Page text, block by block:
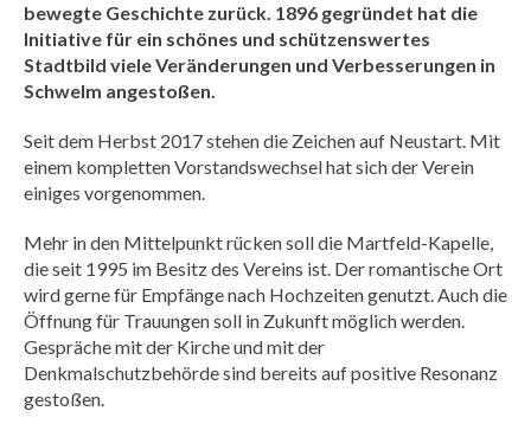
bewegte Geschichte zurück. 1896 gegründet hat die
Initiative für ein schönes und schützenswertes
Stadtbild viele Veränderungen und Verbesserungen in
Schwelm angestoßen.
Seit dem Herbst 2017 stehen die Zeichen auf Neustart. Mit
einem kompletten Vorstandswechsel hat sich der Verein
einiges vorgenommen.
Mehr in den Mittelpunkt rücken soll die Martfeld-Kapelle,
die seit 1995 im Besitz des Vereins ist. Der romantische Ort
wird gerne für Empfänge nach Hochzeiten genutzt. Auch die
Öffnung für Trauungen soll in Zukunft möglich werden.
Gespräche mit der Kirche und mit der
Denkmalschutzbehörde sind bereits auf positive Resonanz
gestoßen.